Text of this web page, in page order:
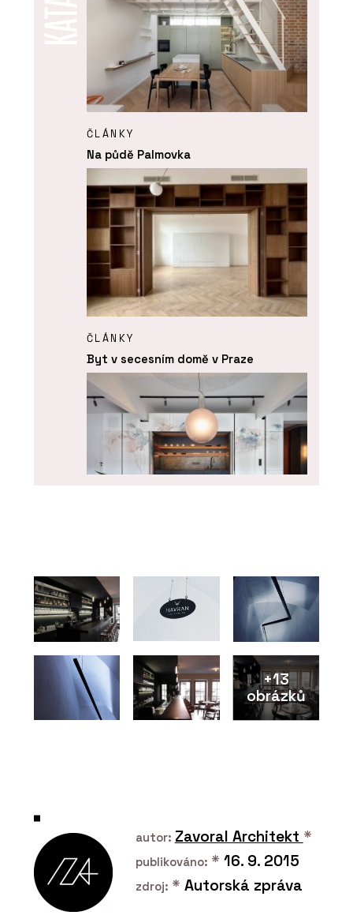
ČLÁNKY
Na půdě Palmovka
ČLÁNKY
Byt v secesním domě v Praze
+13
obrázků
autor: Zavoral Architekt *
publikováno: * 16. 9. 2015
zdroj: * Autorská zpráva